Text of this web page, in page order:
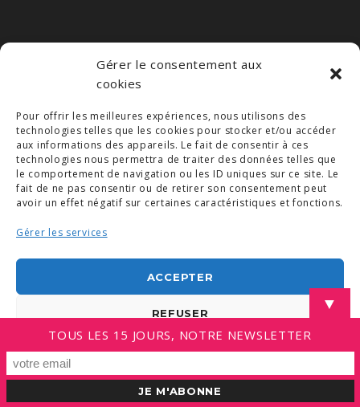
Gérer le consentement aux
cookies
Pour offrir les meilleures expériences, nous utilisons des
technologies telles que les cookies pour stocker et/ou accéder
aux informations des appareils. Le fait de consentir à ces
technologies nous permettra de traiter des données telles que
le comportement de navigation ou les ID uniques sur ce site. Le
fait de ne pas consentir ou de retirer son consentement peut
avoir un effet négatif sur certaines caractéristiques et fonctions.
Gérer les services
ACCEPTER
REFUSER
VOIR LES PRÉFÉRENCES
Politique de cookies
▼
TOUS LES 15 JOURS, NOTRE NEWSLETTER